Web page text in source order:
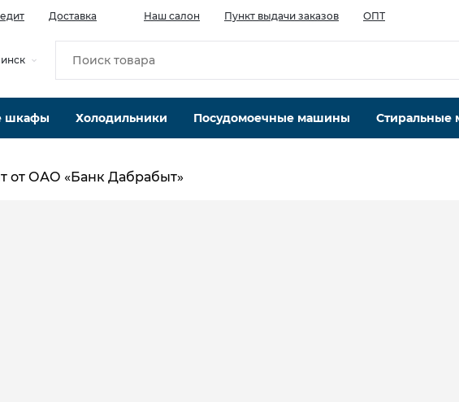
Доставка Наш салон Пункт выдачи заказов ОПТ
шкафы Холодильники Посудомоечные машины Стиральные
от ОАО «Банк Дабрабыт»